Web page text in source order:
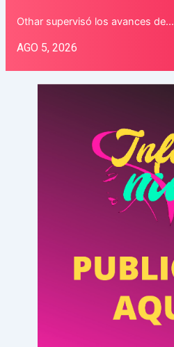
Othar supervisó los avances de…
AGO 5, 2026